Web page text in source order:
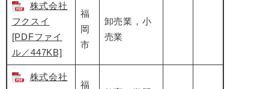
株式会社
フクスイ
[PDFファイ
ル／447KB]
福
岡
市
卸売業，小
売業
株式会社
福